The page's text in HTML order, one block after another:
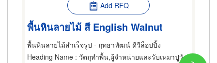
Add RFQ
พื้นหินลายไม้ สี English Walnut
พื้นหินลายไม้สำเร็จรูป - ฤทธาพัฒน์ ดีวีล็อปปิ้ง
Heading Name : วัตถุทำพื้น,ผู้จำหน่ายและรับเหมาปูวัสดุปูพื้น,ผู้ผลิตและจัดจำหน่ายวัสดุปูพื้น